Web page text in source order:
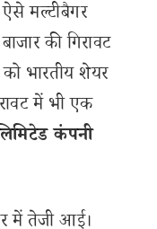
मल्टीबैगर
की गिरावट
को भारतीय शेयर
में भी एक
कंपनी